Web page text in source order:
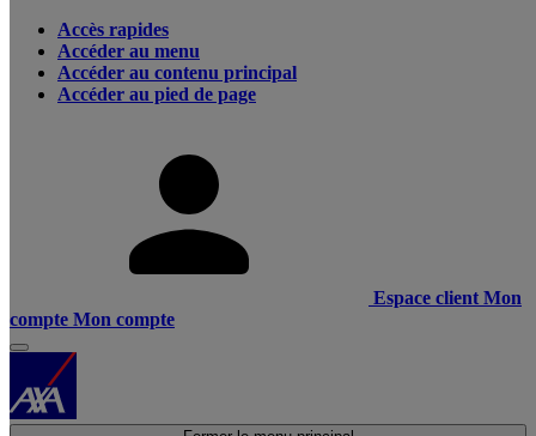
Accès rapides
Accéder au menu
Accéder au contenu principal
Accéder au pied de page
Espace client Mon
compte Mon compte